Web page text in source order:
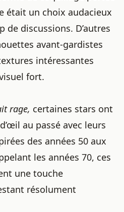
était un choix audacieux
de discussions. D’autres
avant-gardistes
intéressantes
fort.
rage, certaines stars ont
au passé avec leurs
des années 50 aux
les années 70, ces
une touche
résolument